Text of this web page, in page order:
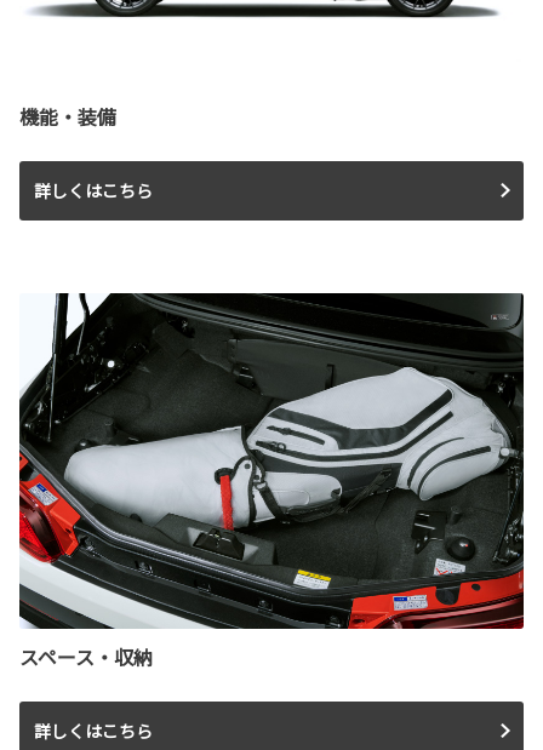
機能・装備
詳しくはこちら
スペース・収納
詳しくはこちら